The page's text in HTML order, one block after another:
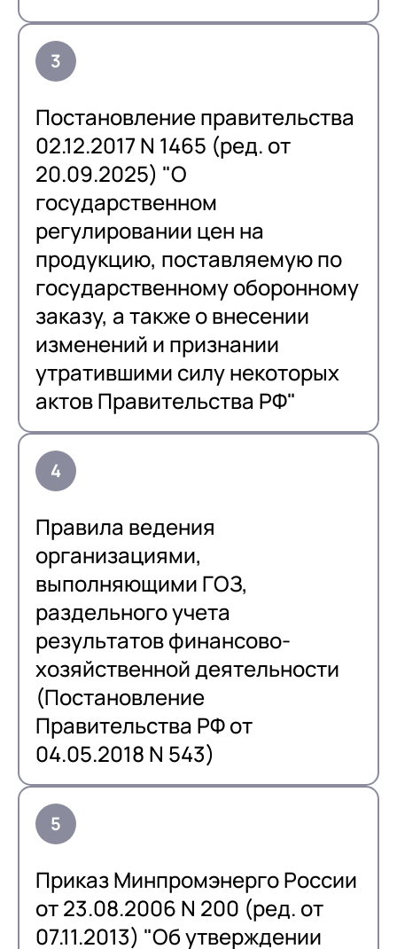
Постановление правительства
02.12.2017 N 1465 (ред. от
20.09.2025) "О
государственном
регулировании цен на
продукцию, поставляемую по
государственному оборонному
заказу, а также о внесении
изменений и признании
утратившими силу некоторых
актов Правительства РФ"
Правила ведения
организациями,
выполняющими ГОЗ,
раздельного учета
результатов финансово-
хозяйственной деятельности
(Постановление
Правительства РФ от
04.05.2018 N 543)
Приказ Минпромэнерго России
от 23.08.2006 N 200 (ред. от
07.11.2013) "Об утверждении